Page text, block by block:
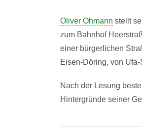
Oliver Ohmann stellt
zum Bahnhof
einer bürgerlichen
Eisen-Döring, von
Nach der Lesung
Hintergründe seiner